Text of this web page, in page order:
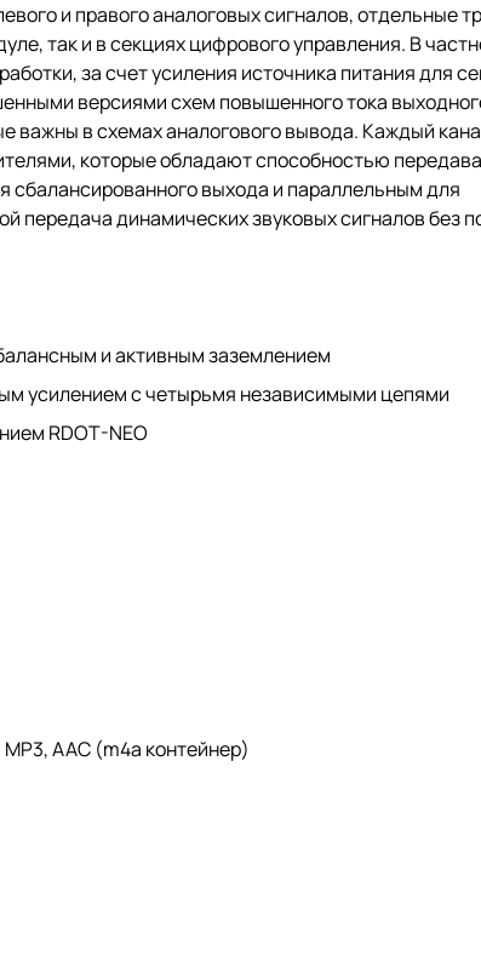
и правого аналоговых сигналов, отдельные
так и в секциях цифрового управления. В
за счет усиления источника питания для
версиями схем повышенного тока
важны в схемах аналогового вывода. Каждый
которые обладают способностью
выхода и параллельным для
передача динамических звуковых сигналов без
и активным заземлением
усилением с четырьмя независимыми цепями
RDOT-NEO
MP3, AAC (m4a контейнер)